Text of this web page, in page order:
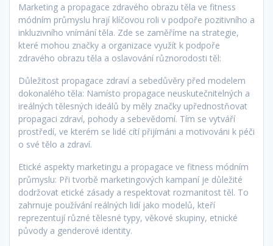
Marketing a propagace zdravého obrazu těla ve fitness
módním průmyslu hrají klíčovou roli v podpoře pozitivního a
inkluzivního vnímání těla. Zde se zaměříme na strategie,
které mohou značky a organizace využít k podpoře
zdravého obrazu těla a oslavování různorodosti těl:
Důležitost propagace zdraví a sebedůvěry před modelem
dokonalého těla: Namísto propagace neuskutečnitelných a
ireálných tělesných ideálů by měly značky upřednostňovat
propagaci zdraví, pohody a sebevědomí. Tím se vytváří
prostředí, ve kterém se lidé cítí přijímáni a motivováni k péči
o své tělo a zdraví.
Etické aspekty marketingu a propagace ve fitness módním
průmyslu: Při tvorbě marketingových kampaní je důležité
dodržovat etické zásady a respektovat rozmanitost těl. To
zahrnuje používání reálných lidí jako modelů, kteří
reprezentují různé tělesné typy, věkové skupiny, etnické
původy a genderové identity.